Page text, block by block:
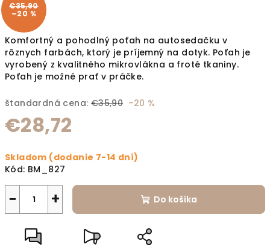
Komfortný a pohodlný poťah na autosedačku v
rôznych farbách, ktorý je príjemný na dotyk. Poťah je
vyrobený z kvalitného mikrovlákna a froté tkaniny.
Poťah je možné prať v práčke.
štandardná cena: €35,90 –20 %
€28,72
Skladom (dodanie 7-14 dní)
Kód: BM_827
+
− Do košíka
€35,90
–20 %